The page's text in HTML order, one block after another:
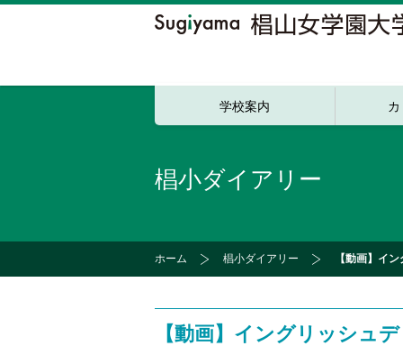
学校案内
椙小ダイアリー
ホーム 椙小ダイアリー 【動画】イ
【動画】イングリッシュ